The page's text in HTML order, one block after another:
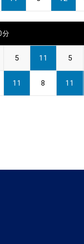
分
5 11 5
11 8 11